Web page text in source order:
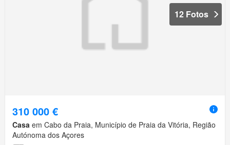
12 Fotos
310 000 €
Casa em Cabo da Praia, Município de Praia da Vitória, Região
Autónoma dos Açores